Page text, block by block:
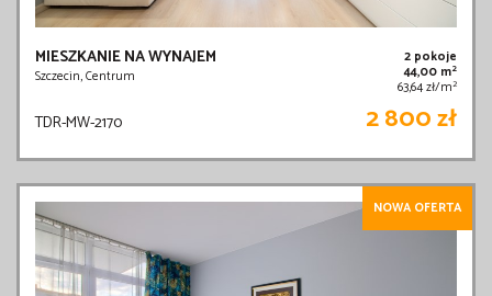
MIESZKANIE NA WYNAJEM
Szczecin, Centrum
2 pokoje
44,00 m2
63,64 zł/m2
TDR-MW-2170 2 800 zł
NOWA OFERTA